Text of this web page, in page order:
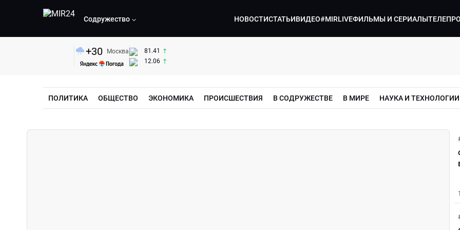
Содружество НОВОСТИСТАТЬИВИДЕО#MIRLIVEФИЛЬМЫ И СЕРИАЛЫ
+30 Москва
81.41
12.06
ПОЛИТИКА ОБЩЕСТВО ЭКОНОМИКА ПРОИСШЕСТВИЯ В СОДРУЖЕСТВЕ В МИРЕ НАУКА И ТЕХНОЛОГИИ